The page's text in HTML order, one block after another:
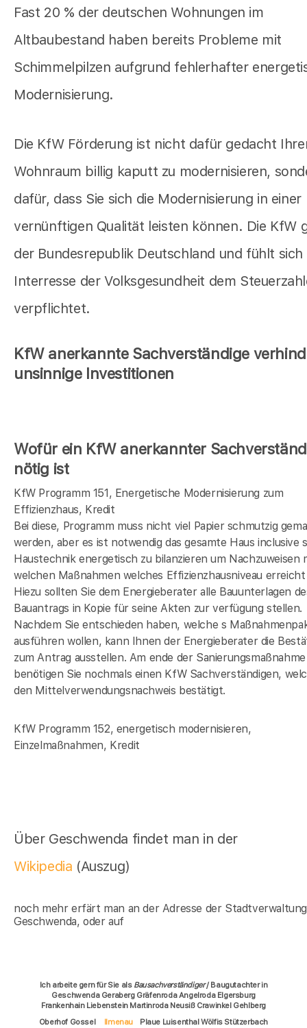
Fast 20 % der deutschen Wohnungen im
Altbaubestand haben bereits Probleme mit
Schimmelpilzen aufgrund fehlerhafter
Modernisierung.
Die KfW Förderung ist nicht dafür gedacht
Wohnraum billig kaputt zu modernisieren,
dafür, dass Sie sich die Modernisierung in einer
vernünftigen Qualität leisten können. Die KfW
der Bundesrepublik Deutschland und fühlt sich
Interresse der Volksgesundheit dem
verpflichtet.
KfW anerkannte Sachverständige
unsinnige Investitionen
Wofür ein KfW anerkannter
nötig ist
KfW Programm 151, Energetische Modernisierung zum
Effizienzhaus, Kredit
Bei diese, Programm muss nicht viel Papier schmutzig
werden, aber es ist notwendig das gesamte Haus inclusive
Haustechnik energetisch zu bilanzieren um Nachzuweisen
welchen Maßnahmen welches Effizienzhausniveau
Hiezu sollten Sie dem Energieberater alle Bauunterlagen
Bauantrags in Kopie für seine Akten zur verfügung stellen.
Nachdem Sie entschieden haben, welche s
ausführen wollen, kann Ihnen der Energieberater die
zum Antrag ausstellen. Am ende der Sanierungsmaßnahme
benötigen Sie nochmals einen KfW Sachverständigen,
den Mittelverwendungsnachweis bestätigt.
KfW Programm 152, energetisch modernisieren,
Einzelmaßnahmen, Kredit
Über Geschwenda findet man in der
Wikipedia (Auszug)
noch mehr erfärt man an der Adresse der
Geschwenda, oder auf
Ich arbeite gern für Sie als Bausachverständiger/ Baugutachter in
Geschwenda Geraberg Gräfenroda Angelroda Elgersburg
Frankenhain Liebenstein Martinroda Neusiß Crawinkel Gehlberg
Oberhof Gossel
Ilmenau Plaue Luisenthal Wölfis Stützerbach